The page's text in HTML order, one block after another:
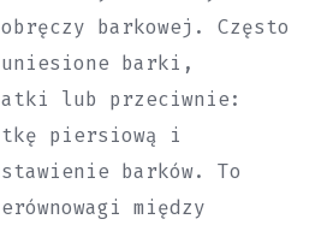
obręczy barkowej. Często
barki,
lub przeciwnie:
piersiową i
barków. To
między